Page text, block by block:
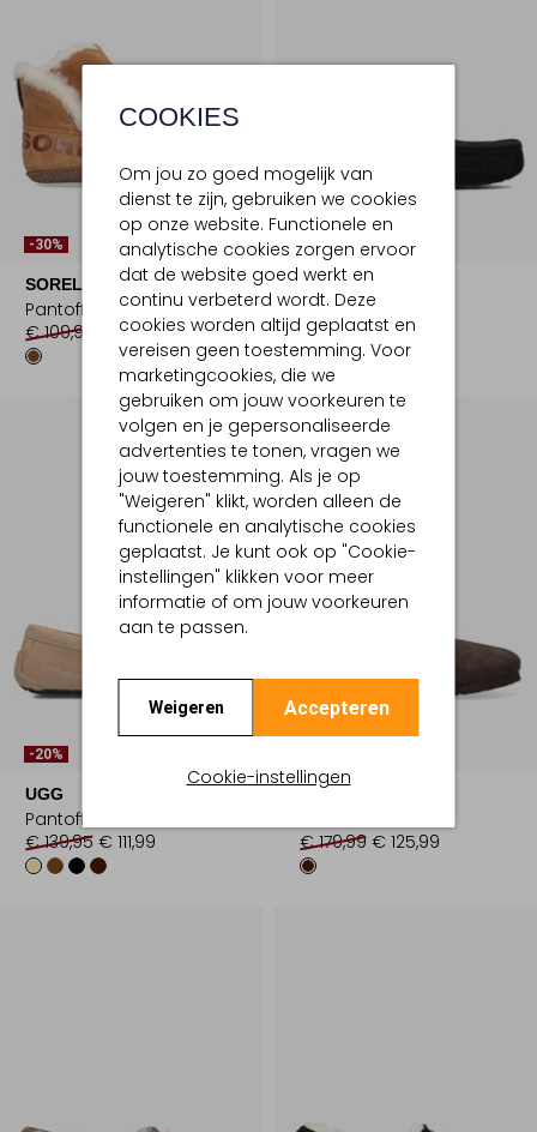
COOKIES
Om jou zo goed mogelijk van
dienst te zijn, gebruiken we cookies
op onze website. Functionele en
analytische cookies zorgen ervoor
dat de website goed werkt en
continu verbeterd wordt. Deze
cookies worden altijd geplaatst en
vereisen geen toestemming. Voor
marketingcookies, die we
gebruiken om jouw voorkeuren te
volgen en je gepersonaliseerde
advertenties te tonen, vragen we
jouw toestemming. Als je op
"Weigeren" klikt, worden alleen de
functionele en analytische cookies
geplaatst. Je kunt ook op "Cookie-
instellingen" klikken voor meer
informatie of om jouw voorkeuren
aan te passen.
Weigeren Accepteren
Cookie-instellingen
-30%
SOREL
Pantoffels
€ 109,95
€ 76,99
Laatste Maten
-30%
UGG
Pantoffels
€ 144,95 € 100,99
-20%
UGG
Pantoffels
€ 139,95 € 111,99
BIRKENSTOCK
€ 179,99 € 125,99